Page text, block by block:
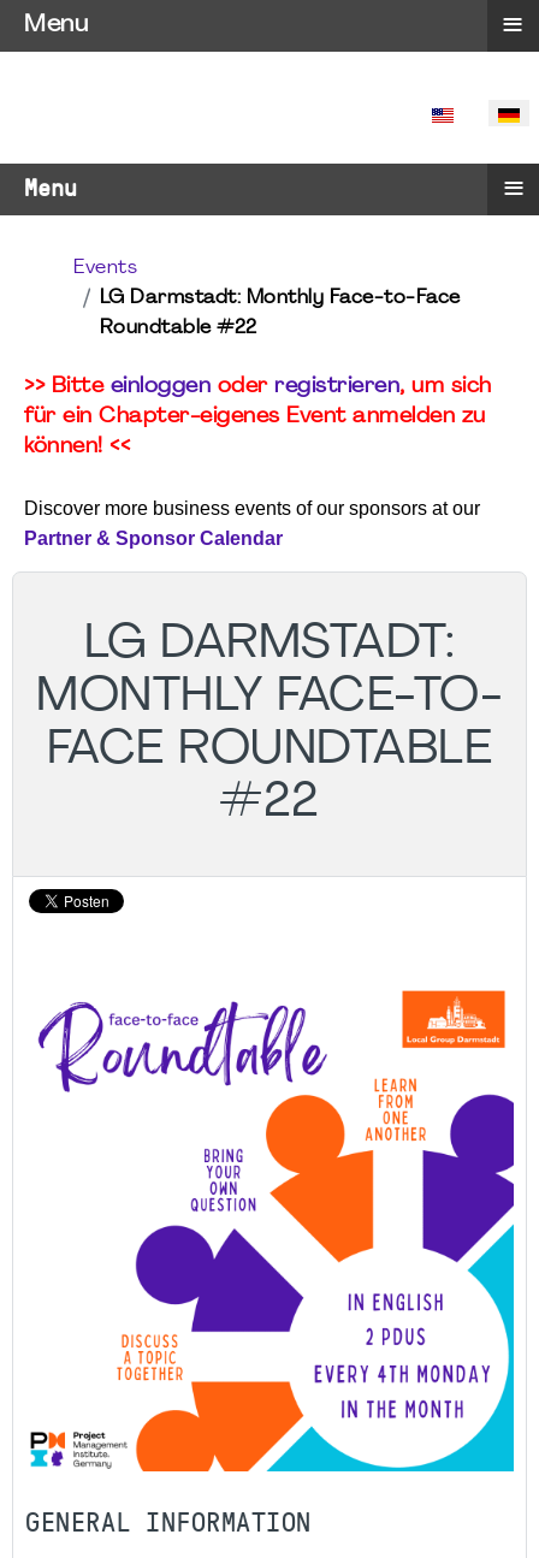
SPRACHE
Menu ≡
Events
LG Darmstadt: Monthly Face-to-Face
Roundtable #22
>> Bitte einloggen oder registrieren, um sich
für ein Chapter-eigenes Event anmelden zu
können! <<
Discover more business events of our sponsors at our
Partner & Sponsor Calendar
LG DARMSTADT:
MONTHLY FACE-TO-
FACE ROUNDTABLE
#22
GENERAL INFORMATION
Menu ≡